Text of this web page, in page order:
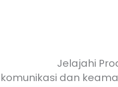
Jelajahi
dan